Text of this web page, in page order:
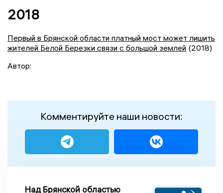
2018
Первый в Брянской области платный мост может лишить
жителей Белой Березки связи с большой землей (2018)
Автор:
Комментируйте наши новости:
Над Брянской областью